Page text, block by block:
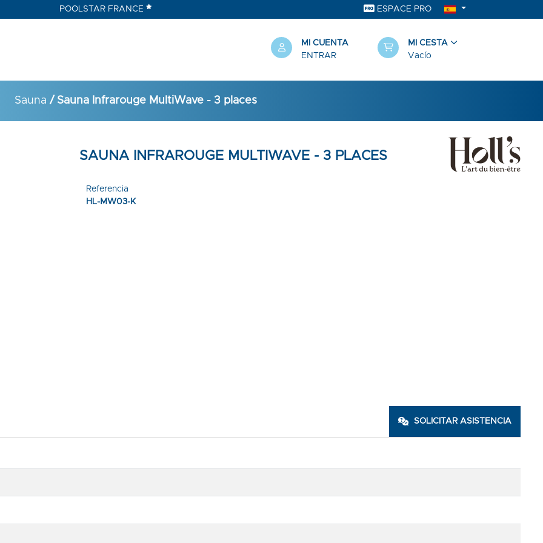
POOLSTAR FRANCE ESPACE PRO
MI CUENTA
ENTRAR
MI CESTA
Vacío
Sauna / Sauna Infrarouge MultiWave - 3 places
SAUNA INFRAROUGE MULTIWAVE - 3 PLACES
Referencia
HL-MW03-K
SOLICITAR ASISTENCIA